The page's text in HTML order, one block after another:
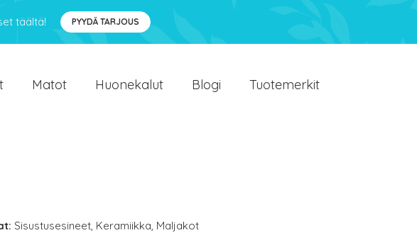
täältä! PYYDÄ TARJOUS
Matot Huonekalut Blogi Tuotemerkit
Sisustusesineet, Keramiikka, Maljakot